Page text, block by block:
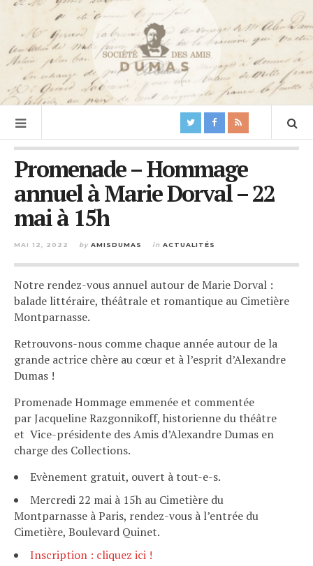
Promenade – Hommage
annuel à Marie Dorval – 22
mai à 15h
MAI 12, 2022 by AMISDUMAS in ACTUALITÉS
Notre rendez-vous annuel autour de Marie Dorval :
balade littéraire, théâtrale et romantique au Cimetière
Montparnasse.
Retrouvons-nous comme chaque année autour de la
grande actrice chère au cœur et à l’esprit d’Alexandre
Dumas !
Promenade Hommage emmenée et commentée
par Jacqueline Razgonnikoff, historienne du théâtre
et Vice-présidente des Amis d’Alexandre Dumas en
charge des Collections.
Evènement gratuit, ouvert à tout-e-s.
Mercredi 22 mai à 15h au Cimetière du
Montparnasse à Paris, rendez-vous à l’entrée du
Cimetière, Boulevard Quinet.
Inscription : cliquez ici !